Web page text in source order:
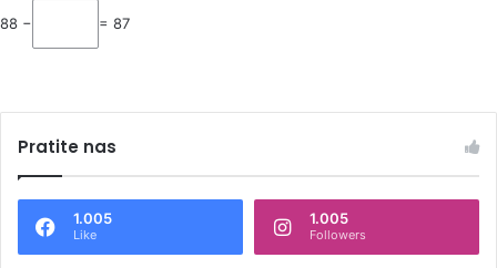
88 − = 87
Pratite nas
1.005
Like
1.005
Followers